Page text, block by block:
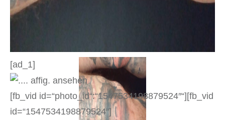
[ad_1]
[fb_vid id=“photo_id“:“1547534198879524″“][fb_vid
id=“1547534198879524″]